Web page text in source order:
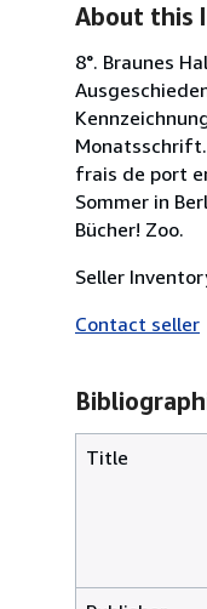
About this
8°. Braunes
frais de port
Sommer in
Bücher! Zoo.
Seller
Contact seller
Title